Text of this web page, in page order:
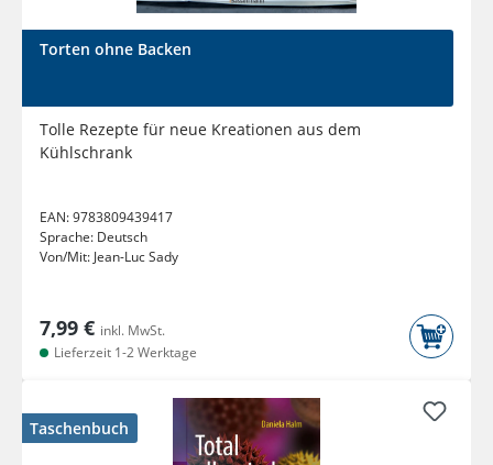
Torten ohne Backen
Tolle Rezepte für neue Kreationen aus dem
Kühlschrank
EAN:9783809439417
Sprache: Deutsch
Von/Mit: Jean-Luc Sady
7,99 € inkl. MwSt.
Lieferzeit 1-2 Werktage
Taschenbuch